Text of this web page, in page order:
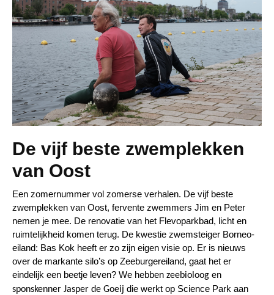
De vijf beste zwemplekken
van Oost
Een zomernummer vol zomerse verhalen. De vijf beste
zwemplekken van Oost, fervente zwemmers Jim en Peter
nemen je mee. De renovatie van het Flevoparkbad, licht en
ruimtelijkheid komen terug. De kwestie zwemsteiger Borneo-
eiland: Bas Kok heeft er zo zijn eigen visie op. Er is nieuws
over de markante silo’s op Zeeburgereiland, gaat het er
eindelijk een beetje leven? We hebben zeebioloog en
sponskenner Jasper de Goeij die werkt op Science Park aan